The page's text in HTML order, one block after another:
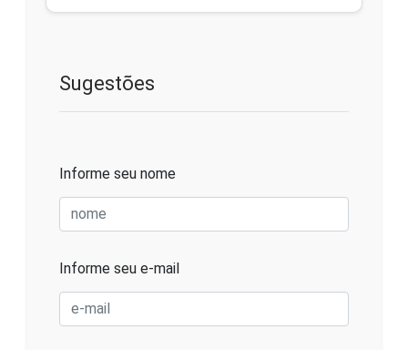
Sugestões
Informe seu nome
Informe seu e-mail